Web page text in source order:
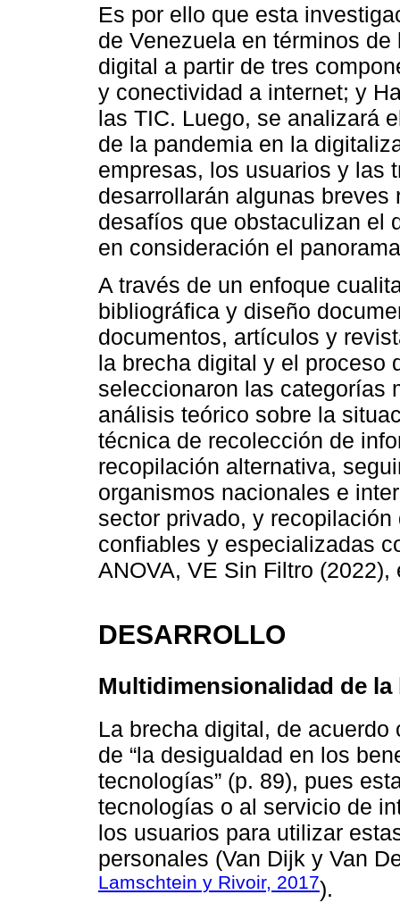
Es por ello que esta
de Venezuela en términos
digital a partir de tres
y conectividad a internet; y
las TIC. Luego, se analizará
de la pandemia en la
empresas, los usuarios y las
desarrollarán algunas
desafíos que obstaculizan el
en consideración el
A través de un enfoque
bibliográfica y diseño
documentos, artículos y
la brecha digital y el proceso
seleccionaron las categorías
análisis teórico sobre la
técnica de recolección de
recopilación alternativa,
organismos nacionales e
sector privado, y
confiables y especializadas
ANOVA, VE Sin Filtro (2022),
DESARROLLO
Multidimensionalidad de
La brecha digital, de
de “la desigualdad en los
tecnologías” (p. 89), pues
tecnologías o al servicio de
los usuarios para utilizar
personales (Van Dijk y Van
Lamschtein y Rivoir, 2017).